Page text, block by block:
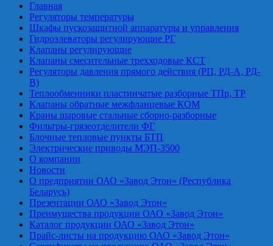
Главная
Регуляторы температуры
Шкафы пускозащитной аппаратуры и управления
Гидроэлеваторы регулирующие РГ
Клапаны регулирующие
Клапаны смесительные трехходовые КСТ
Регуляторы давления прямого действия (РП, РД-А, РД-
В)
Теплообменники пластинчатые разборные ТПр, ТР
Клапаны обратные межфланцевые КОМ
Краны шаровые стальные сборно-разборные
Фильтры-грязеотделители ФГ
Блочные тепловые пункты БТП
Электрические приводы МЭП-3500
О компании
Новости
О предприятии ОАО «Завод Этон» (Республика
Беларусь)
Презентации ОАО «Завод Этон»
Преимущества продукции ОАО «Завод Этон»
Каталог продукции ОАО «Завод Этон»
Прайс-листы на продукцию ОАО «Завод Этон»